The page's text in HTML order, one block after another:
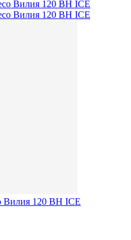
Вилия 120 ВН ICE